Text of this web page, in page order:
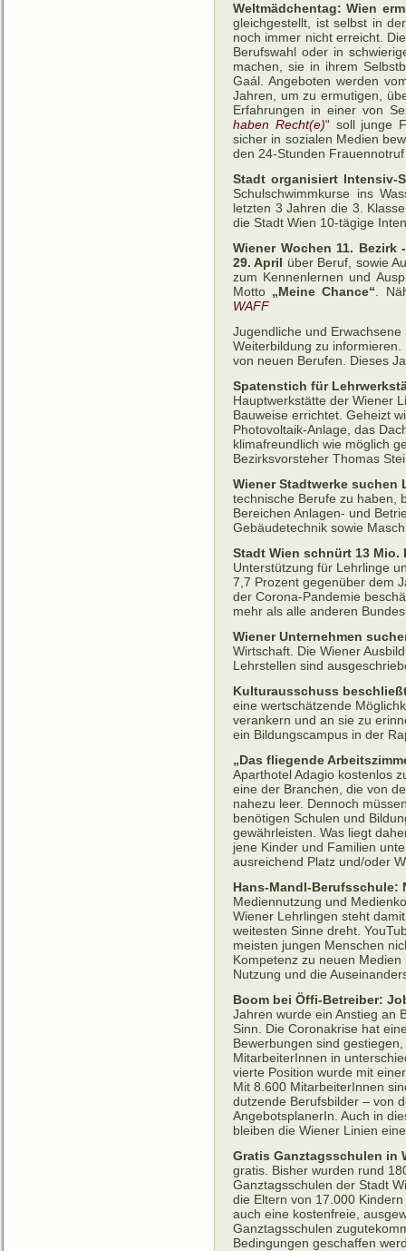
Weltmädchentag: Wien
gleichgestellt, ist selbst in
noch immer nicht erreicht.
Berufswahl oder in
machen, sie in ihrem
Gaál. Angeboten werden
Jahren, um zu ermutigen,
Erfahrungen in einer von
haben Recht(e)“soll junge
sicher in sozialen Medien
den 24-Stunden
Stadt organisiert Intensiv-
Schulschwimmkurse ins
letzten 3 Jahren die 3.
die Stadt Wien 10-tägige
Wiener Wochen 11. Bezirk
29. April über Beruf, sowie
zum Kennenlernen und
Motto „Meine Chance“ .
WAFF
Jugendliche und
Weiterbildung zu
von neuen Berufen. Dieses
Spatenstich für
Hauptwerkstätte der Wiener
Bauweise errichtet. Geheizt
Photovoltaik-Anlage, das
klimafreundlich wie möglich
Bezirksvorsteher Thomas
Wiener Stadtwerke suchen
technische Berufe zu haben,
Bereichen Anlagen- und
Gebäudetechnik sowie
Stadt Wien schnürt 13
Unterstützung für Lehrlinge
7,7 Prozent gegenüber dem
der Corona-Pandemie
mehr als alle anderen
Wiener Unternehmen
Wirt­schaft. Die Wiener
Lehr­stel­len sind
Kulturausschuss
eine wertschätzende
verankern und an sie zu
ein Bildungscampus in der
„Das fliegende
Aparthotel Adagio kostenlos
eine der Branchen, die von
nahezu leer. Dennoch
benötigen Schulen und
gewährleisten. Was liegt
jene Kinder und Familien
ausreichend Platz und/oder
Hans-Mandl-Berufsschule:
Mediennutzung und
Wiener Lehrlingen steht
weitesten Sinne dreht.
meisten jungen Menschen
Kompetenz zu neuen
Nutzung und die
Boom bei Öffi-Betreiber:
Jahren wurde ein Anstieg an
Sinn. Die Coronakrise hat
Bewerbungen sind
MitarbeiterInnen in
vierte Position wurde mit
Mit 8.600 MitarbeiterInnen
dutzende Berufsbilder – von
AngebotsplanerIn. Auch in
bleiben die Wiener Linien
Gratis Ganztagsschulen in
gratis. Bisher wurden rund
Ganztagsschulen der Stadt
die Eltern von 17.000
auch eine kostenfreie,
Ganztagsschulen
Bedingungen geschaffen